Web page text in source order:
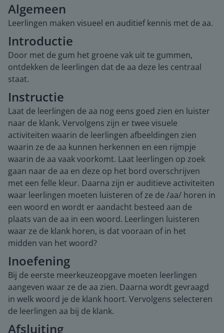
Algemeen
Leerlingen maken visueel en auditief kennis met de aa.
Introductie
Door met de gum het groene vak uit te gummen,
ontdekken de leerlingen dat de aa deze les centraal
staat.
Instructie
Laat de leerlingen de aa nog eens goed zien en luister
naar de klank. Vervolgens zijn er twee visuele
activiteiten waarin de leerlingen afbeeldingen zien
waarin ze de aa kunnen herkennen en een rijmpje
waarin de aa vaak voorkomt. Laat leerlingen op zoek
gaan naar de aa en deze op het bord overschrijven
met een felle kleur. Daarna zijn er auditieve activiteiten
waar leerlingen moeten luisteren of ze de /aa/ horen in
een woord en wordt er aandacht besteed aan de
plaats van de aa in een woord. Leerlingen luisteren
waar ze de klank horen, is dat vooraan of in het
midden van het woord?
Inoefening
Bij de eerste meerkeuzeopgave moeten leerlingen
aangeven waar ze de aa zien. Daarna wordt gevraagd
in welk woord je de klank hoort. Vervolgens selecteren
de leerlingen aa bij de klank.
Afsluiting